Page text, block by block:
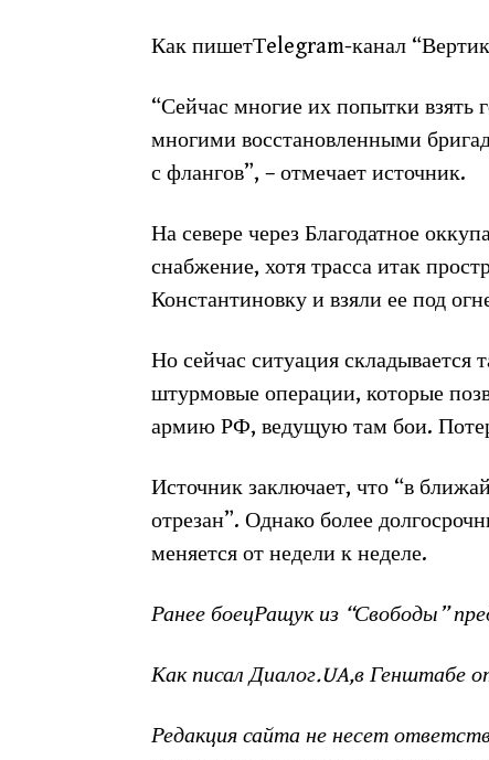
Как пишетТelegram-канал
“Сейчас многие их попытки взять
многими восстановленными
с флангов”, – отмечает источник.
На севере через Благодатное
снабжение, хотя трасса итак
Константиновку и взяли ее под
Но сейчас ситуация складывается
штурмовые операции, которые
армию РФ, ведущую там бои.
Источник заключает, что “в
отрезан”. Однако более
меняется от недели к неделе.
Ранее боецРащук из “Свободы”
Как писал Диалог.UA,в Генштабе
Редакция сайта не несет